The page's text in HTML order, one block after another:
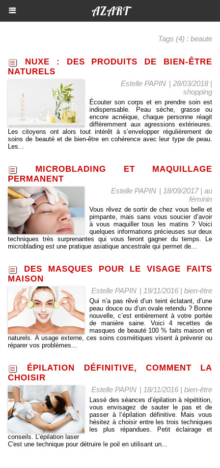
AZART
Tags (4) : beaute
NUXE : DES PRODUITS DE BIEN-ÊTRE
NATURELS
Estelle PAPIN | 28/03/2018 |
shopping
Écouter son corps et en prendre soin est
indispensable. Peau sèche, grasse ou
encore acnéique, chaque personne réagit
différemment aux agressions extérieures.
Les citoyens ont alors tout intérêt à s’envelopper régulièrement de
soins de beauté et de bien-être en cohérence avec leur type de peau.
Les...
MICROBLADING ET MAQUILLAGE
PERMANENT
Estelle PAPIN | 18/09/2017| au
féminin
Vous rêvez de sortir de chez vous belle et
pimpante, mais sans vous soucier d’avoir
à vous maquiller tous les matins ? Voici
quelques informations précieuses sur deux
techniques très surprenantes qui vous feront gagner du temps. Le
microblading est une pratique asiatique ancestrale qui permet de...
DES MASQUES POUR LE VISAGE FAITS
MAISON
Estelle PAPIN | 19/11/2016 | bien-être
Qui n’a pas rêvé d’un teint éclatant, d’une
peau douce ou d’un ovale retendu ? Bonne
nouvelle, c’est entièrement à votre portée
de manière saine. Voici 4 recettes de
masques de beauté 100 % faits maison et
naturels. À usage externe, ces soins cosmétiques visent à prévenir ou
réparer vos problèmes...
ÉPILATION DÉFINITIVE, COMMENT LA
CHOISIR
Estelle PAPIN | 18/11/2016 | bien-être
Lassé des séances d’épilation à répétition,
vous envisagez de sauter le pas et de
passer à l’épilation définitive. Mais vous
hésitez à choisir entre les trois techniques
les plus répandues. Petit éclairage et
conseils. L’épilation laser
C'est une technique pour détruire le poil en utilisant un...